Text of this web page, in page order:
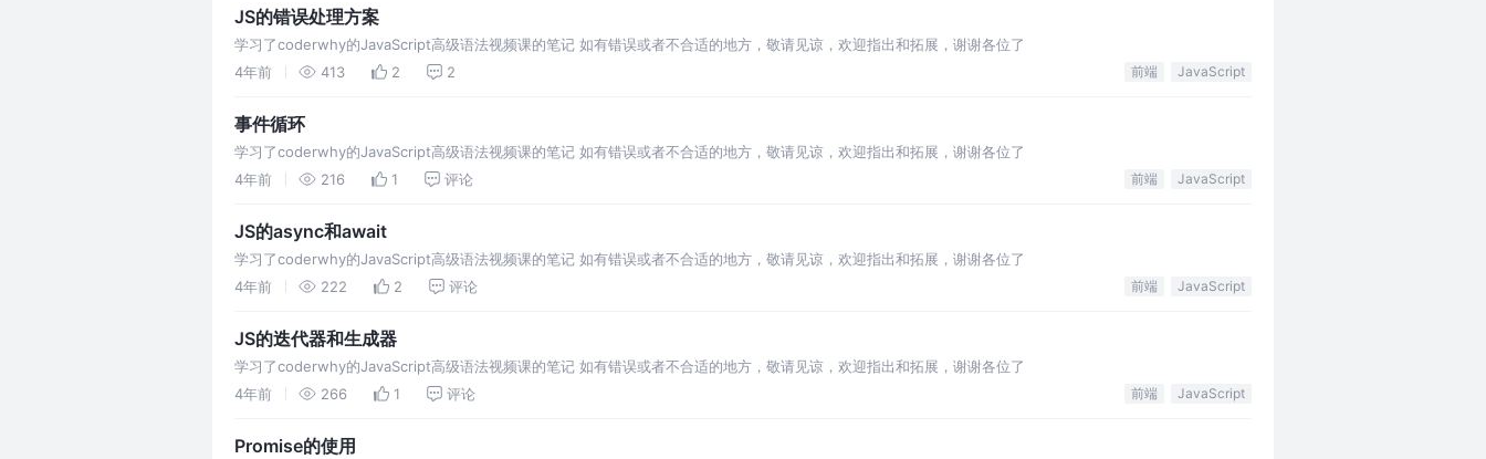
JS的错误处理方案
学习了coderwhy的JavaScript高级语法视频课的笔记 如有错误或者不合适的地方，敬请见谅，欢迎指出和拓展，谢谢各位了
4年前
413 2 2 前端 JavaScript
事件循环
学习了coderwhy的JavaScript高级语法视频课的笔记 如有错误或者不合适的地方，敬请见谅，欢迎指出和拓展，谢谢各位了
4年前
216 1 评论 前端 JavaScript
JS的async和await
学习了coderwhy的JavaScript高级语法视频课的笔记 如有错误或者不合适的地方，敬请见谅，欢迎指出和拓展，谢谢各位了
4年前
222 2 评论 前端 JavaScript
JS的迭代器和生成器
学习了coderwhy的JavaScript高级语法视频课的笔记 如有错误或者不合适的地方，敬请见谅，欢迎指出和拓展，谢谢各位了
4年前
266 1 评论 前端 JavaScript
Promise的使用